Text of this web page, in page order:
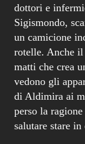
dottori e
Sigismondo,
un camicione
rotelle. Anche
matti che crea
vedono gli
di Aldimira ai
perso la
salutare stare in